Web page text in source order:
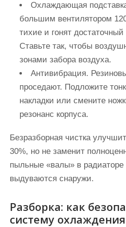
Охлаждающая
большим вентилятором
тихие и гонят
Ставьте так, чтобы
зонами забора воздуха.
Антивибрация.
проседают. Подложите
накладки или смените
резонанс корпуса.
Безразборная чистка
30%, но не заменит
пыльные «валы» в радиаторе
выдуваются снаружи.
Разборка: как
систему охлаждения